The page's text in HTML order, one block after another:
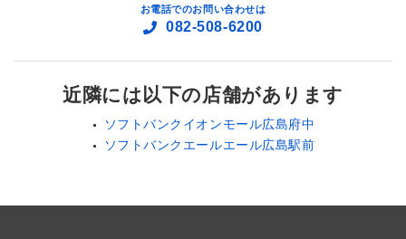
お電話でのお問い合わせは
082-508-6200
近隣には以下の店舗があります
ソフトバンクイオンモール広島府中
ソフトバンクエールエール広島駅前